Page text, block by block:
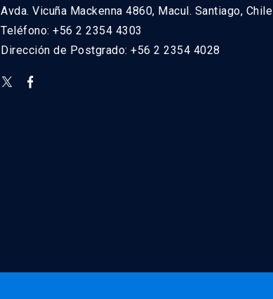
Avda. Vicuña Mackenna 4860, Macul. Santiago, Chile
Teléfono: +56 2 2354 4303
Dirección de Postgrado: +56 2 2354 4028